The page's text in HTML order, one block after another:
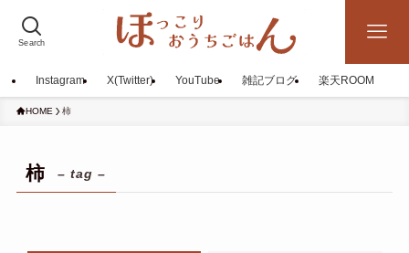
Search
Instagram X(Twitter) YouTube 雑記ブログ 楽天ROOM
HOME 柿
柿 – tag –